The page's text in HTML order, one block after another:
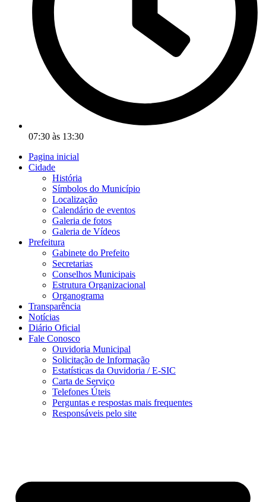
07:30 às 13:30
Pagina inicial
Cidade
História
Símbolos do Município
Localização
Calendário de eventos
Galeria de fotos
Galeria de Vídeos
Prefeitura
Gabinete do Prefeito
Secretarias
Conselhos Municipais
Estrutura Organizacional
Organograma
Transparência
Notícias
Diário Oficial
Fale Conosco
Ouvidoria Municipal
Solicitação de Informação
Estatísticas da Ouvidoria / E-SIC
Carta de Serviço
Telefones Úteis
Perguntas e respostas mais frequentes
Responsáveis pelo site